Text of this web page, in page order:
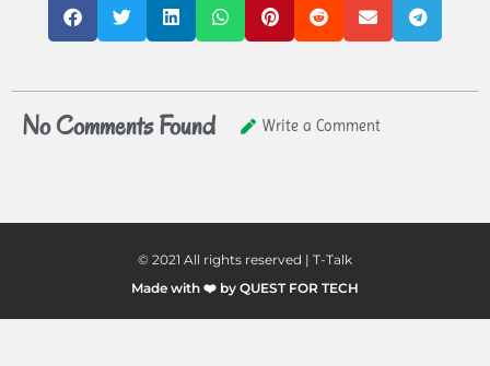
No Comments Found Write a Comment
© 2021 All rights reserved | T-Talk
Made with ❤️ by QUEST FOR TECH